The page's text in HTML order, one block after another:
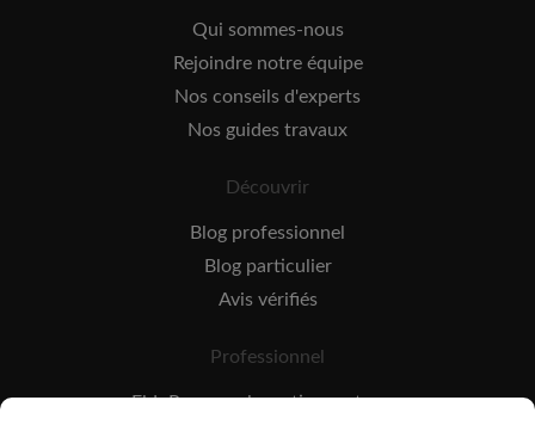
Qui sommes-nous
Rejoindre notre équipe
Nos conseils d'experts
Nos guides travaux
Découvrir
Blog professionnel
Blog particulier
Avis vérifiés
Professionnel
EldoPro pour les artisans et pros